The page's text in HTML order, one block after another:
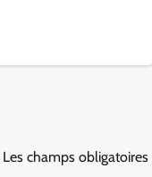
Les champs obligatoires